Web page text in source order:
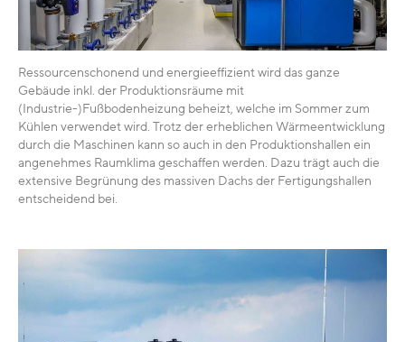
Ressourcenschonend und energieeffizient wird das ganze
Gebäude inkl. der Produktionsräume mit
(Industrie-)Fußbodenheizung beheizt, welche im Sommer zum
Kühlen verwendet wird. Trotz der erheblichen Wärmeentwicklung
durch die Maschinen kann so auch in den Produktionshallen ein
angenehmes Raumklima geschaffen werden. Dazu trägt auch die
extensive Begrünung des massiven Dachs der Fertigungshallen
entscheidend bei.